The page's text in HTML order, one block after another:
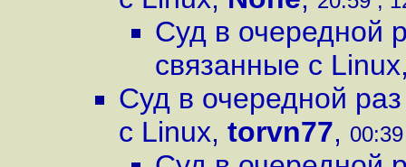
Суд в очередной
связанные с Linux
Суд в очередной
с Linux, torvn77,